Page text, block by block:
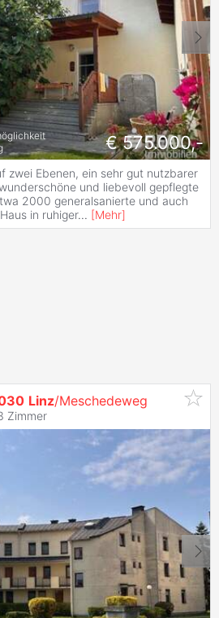
€ 575.000,-
zwei Ebenen, ein sehr gut nutzbarer
und liebevoll gepflegte
2000 generalsanierte und auch
in ruhiger... [Mehr]
Linz/Meschedeweg
Zimmer